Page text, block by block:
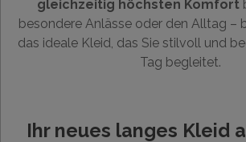
gleichzeitig höchsten Komfort
besondere Anlässe oder den Alltag –
das ideale Kleid, das Sie stilvoll und
Tag begleitet.
Ihr neues langes Kleid